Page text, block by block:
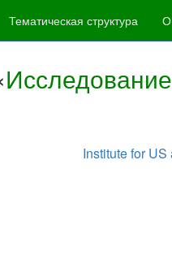
Тематическая структура О
Institute for